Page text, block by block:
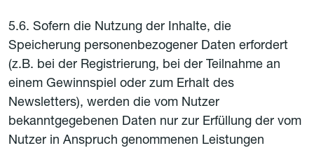
5.6. ​Sofern die Nutzung der Inhalte, die
Speicherung personenbezogener Daten erfordert
(z.B. bei der Registrierung, bei der Teilnahme an
einem Gewinnspiel oder zum Erhalt des
Newsletters), werden die vom Nutzer
bekanntgegebenen Daten nur zur Erfüllung der vom
Nutzer in Anspruch genommenen Leistungen